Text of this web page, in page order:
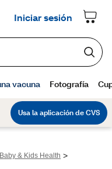
Baby & Kids Health >